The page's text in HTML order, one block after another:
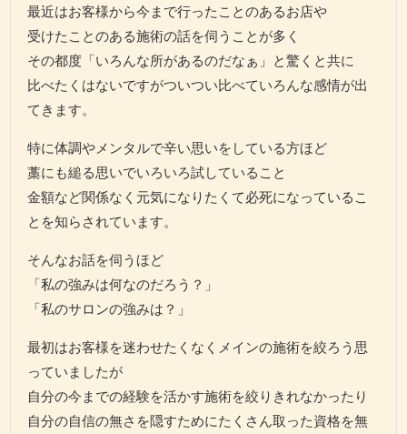
最近はお客様から今まで行ったことのあるお店や
受けたことのある施術の話を伺うことが多く
その都度「いろんな所があるのだなぁ」と驚くと共に
比べたくはないですがついつい比べていろんな感情が出
てきます。
特に体調やメンタルで辛い思いをしている方ほど
藁にも縋る思いでいろいろ試していること
金額など関係なく元気になりたくて必死になっているこ
とを知らされています。
そんなお話を伺うほど
「私の強みは何なのだろう？」
「私のサロンの強みは？」
最初はお客様を迷わせたくなくメインの施術を絞ろう思
っていましたが
自分の今までの経験を活かす施術を絞りきれなかったり
自分の自信の無さを隠すためにたくさん取った資格を無